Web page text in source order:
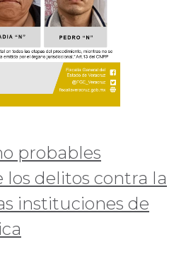
probables
los delitos contra la
instituciones de